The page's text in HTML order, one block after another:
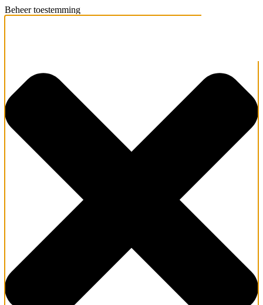
Beheer toestemming